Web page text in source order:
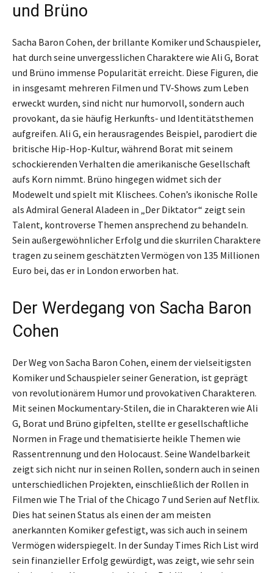
und Brüno
Sacha Baron Cohen, der brillante Komiker und Schauspieler,
hat durch seine unvergesslichen Charaktere wie Ali G, Borat
und Brüno immense Popularität erreicht. Diese Figuren, die
in insgesamt mehreren Filmen und TV-Shows zum Leben
erweckt wurden, sind nicht nur humorvoll, sondern auch
provokant, da sie häufig Herkunfts- und Identitätsthemen
aufgreifen. Ali G, ein herausragendes Beispiel, parodiert die
britische Hip-Hop-Kultur, während Borat mit seinem
schockierenden Verhalten die amerikanische Gesellschaft
aufs Korn nimmt. Brüno hingegen widmet sich der
Modewelt und spielt mit Klischees. Cohen’s ikonische Rolle
als Admiral General Aladeen in „Der Diktator“ zeigt sein
Talent, kontroverse Themen ansprechend zu behandeln.
Sein außergewöhnlicher Erfolg und die skurrilen Charaktere
tragen zu seinem geschätzten Vermögen von 135 Millionen
Euro bei, das er in London erworben hat.
Der Werdegang von Sacha Baron
Cohen
Der Weg von Sacha Baron Cohen, einem der vielseitigsten
Komiker und Schauspieler seiner Generation, ist geprägt
von revolutionärem Humor und provokativen Charakteren.
Mit seinen Mockumentary-Stilen, die in Charakteren wie Ali
G, Borat und Brüno gipfelten, stellte er gesellschaftliche
Normen in Frage und thematisierte heikle Themen wie
Rassentrennung und den Holocaust. Seine Wandelbarkeit
zeigt sich nicht nur in seinen Rollen, sondern auch in seinen
unterschiedlichen Projekten, einschließlich der Rollen in
Filmen wie The Trial of the Chicago 7 und Serien auf Netflix.
Dies hat seinen Status als einen der am meisten
anerkannten Komiker gefestigt, was sich auch in seinem
Vermögen widerspiegelt. In der Sunday Times Rich List wird
sein finanzieller Erfolg gewürdigt, was zeigt, wie sehr sein